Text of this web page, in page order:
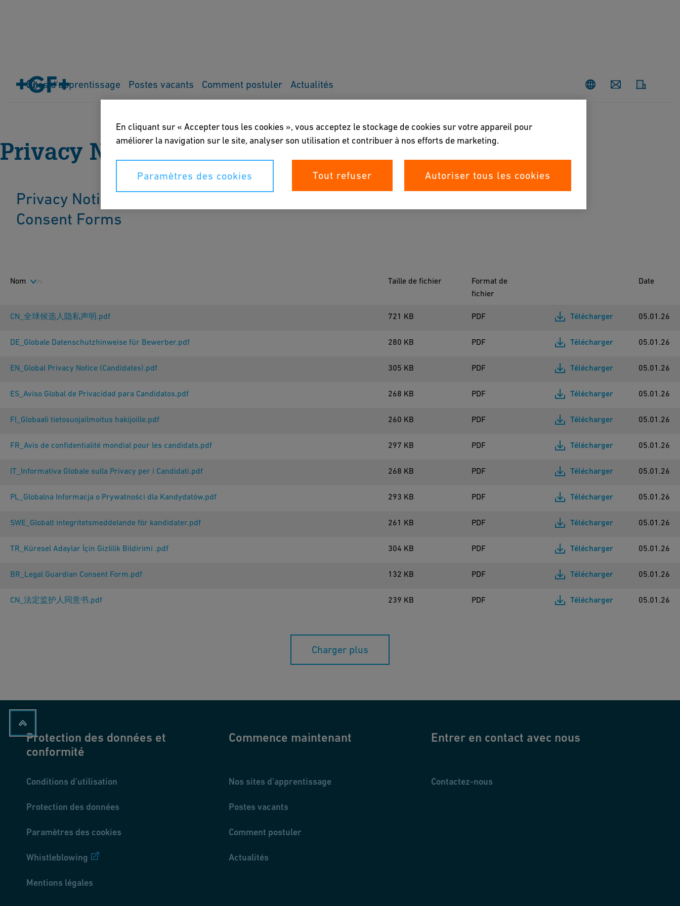
Contact
Sites d’apprentissage Postes vacants Comment postuler Actualités
Protection des donnéesPrivacy Notice (Candidates)
Privacy Notice (Candidates)
Privacy Notices for Applicants and Parental/Guardian
Consent Forms
Nom Taille de fichier
Format de
fichier
Date
CN_全球候选人隐私声明.pdf 721 KB PDF Télécharger 05.01.26
DE_Globale Datenschutzhinweise für Bewerber.pdf 280 KB PDF Télécharger 05.01.26
EN_Global Privacy Notice (Candidates).pdf 305 KB PDF Télécharger 05.01.26
ES_Aviso Global de Privacidad para Candidatos.pdf 268 KB PDF Télécharger 05.01.26
FI_Globaali tietosuojailmoitus hakijoille.pdf 260 KB PDF Télécharger 05.01.26
FR_Avis de confidentialité mondial pour les candidats.pdf 297 KB PDF Télécharger 05.01.26
IT_Informativa Globale sulla Privacy per i Candidati.pdf 268 KB PDF Télécharger 05.01.26
PL_Globalna Informacja o Prywatności dla Kandydatów.pdf 293 KB PDF Télécharger 05.01.26
SWE_Globalt integritetsmeddelande för kandidater.pdf 261 KB PDF Télécharger 05.01.26
TR_Küresel Adaylar İçin Gizlilik Bildirimi .pdf 304 KB PDF Télécharger 05.01.26
BR_Legal Guardian Consent Form.pdf 132 KB PDF Télécharger 05.01.26
CN_法定监护人同意书.pdf 239 KB PDF Télécharger 05.01.26
Charger plus
Protection des données et
conformité
Conditions d’utilisation
Protection des données
Paramètres des cookies
Whistleblowing
Mentions légales
Commence maintenant
Nos sites d’apprentissage
Postes vacants
Comment postuler
Actualités
Entrer en contact avec nous
Contactez-nous
En cliquant sur « Accepter tous les cookies », vous acceptez le stockage de cookies sur votre appareil pour
améliorer la navigation sur le site, analyser son utilisation et contribuer à nos efforts de marketing.
Paramètres des cookies Tout refuser Autoriser tous les cookies